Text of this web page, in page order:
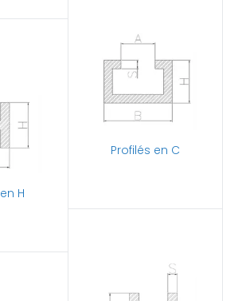
Profilés en C
H